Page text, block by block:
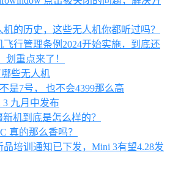
的历史，这些无人机你都听过吗？
行管理条例2024开始实施，到底还
划重点来了！
些无人机
是7号， 也不会4399那么高
九月中发布
机到底是怎么样的？
真的那么香吗？
培训通知已下发，Mini 3有望4.28发